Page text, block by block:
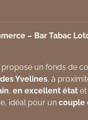
– Bar Tabac
un fonds de
Yvelines, à
, en excellent état et
idéal pour un couple